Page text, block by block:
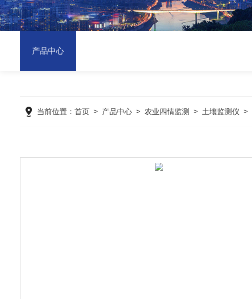
产品中心
当前位置：首页 > 产品中心 >农业四情监测 > 土壤监测仪 >